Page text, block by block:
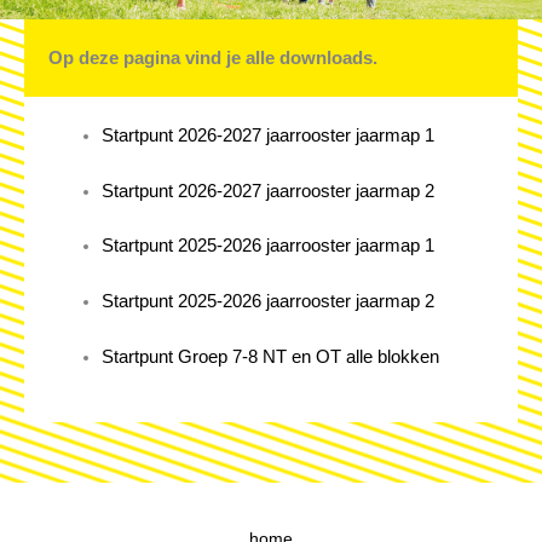
Op deze pagina vind je alle downloads.
Startpunt 2026-2027 jaarrooster jaarmap 1
Startpunt 2026-2027 jaarrooster jaarmap 2
Startpunt 2025-2026 jaarrooster jaarmap 1
Startpunt 2025-2026 jaarrooster jaarmap 2
Startpunt Groep 7-8 NT en OT alle blokken